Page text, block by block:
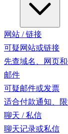
网站 / 链接
可疑网站或链接
先查域名、网页和
邮件
可疑邮件或发票
适合付款通知、
聊天 / 私信
聊天记录或私信